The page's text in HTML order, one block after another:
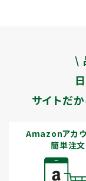
\
サイトだ
Amazonアカ
簡単注文